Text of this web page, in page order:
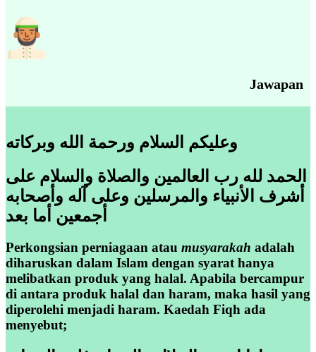
Jawapan
وعليكم السلام ورحمة الله وبركاته
الحمد لله رب العالمين والصلاة والسلام على
أشرف الأنبياء والمرسلين وعلى آله وأصحابه
أجمعين أما بعد
Perkongsian perniagaan atau musyarakah adalah
diharuskan dalam Islam dengan syarat hanya
melibatkan produk yang halal. Apabila bercampur
di antara produk halal dan haram, maka hasil yang
diperolehi menjadi haram. Kaedah Fiqh ada
menyebut;